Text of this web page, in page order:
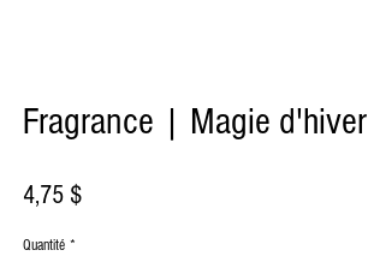
Fragrance | Magie d'hiver
4,75 $Prix
Quantité *